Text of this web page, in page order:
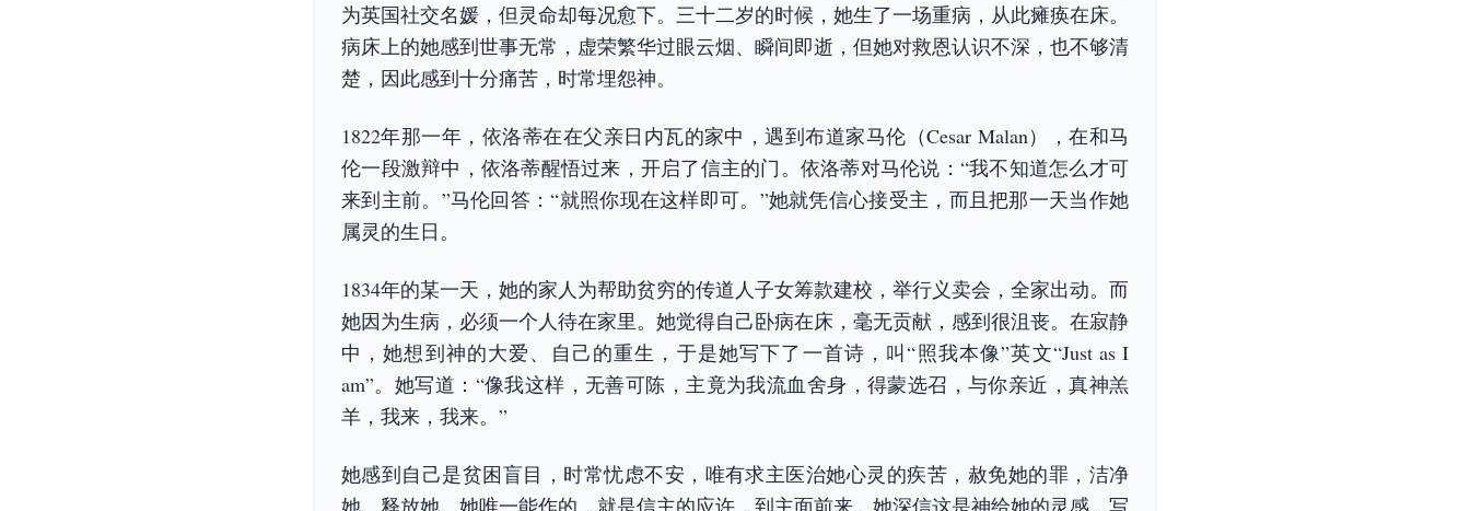
为英国社交名媛，但灵命却每况愈下。三十二岁的时候，她生了一场重病，从此瘫痪在床。
病床上的她感到世事无常，虚荣繁华过眼云烟、瞬间即逝，但她对救恩认识不深，也不够清
楚，因此感到十分痛苦，时常埋怨神。
1822年那一年，依洛蒂在在父亲日内瓦的家中，遇到布道家马伦（Cesar Malan），在和马
伦一段激辩中，依洛蒂醒悟过来，开启了信主的门。依洛蒂对马伦说：“我不知道怎么才可
来到主前。”马伦回答：“就照你现在这样即可。”她就凭信心接受主，而且把那一天当作她
属灵的生日。
1834年的某一天，她的家人为帮助贫穷的传道人子女筹款建校，举行义卖会，全家出动。而
她因为生病，必须一个人待在家里。她觉得自己卧病在床，毫无贡献，感到很沮丧。在寂静
中，她想到神的大爱、自己的重生，于是她写下了一首诗，叫“照我本像”英文“Just as I
am”。她写道：“像我这样，无善可陈，主竟为我流血舍身，得蒙选召，与你亲近，真神羔
羊，我来，我来。”
她感到自己是贫困盲目，时常忧虑不安，唯有求主医治她心灵的疾苦，赦免她的罪，洁净
她、释放她。她唯一能作的，就是信主的应许，到主面前来。她深信这是神给她的灵感，写